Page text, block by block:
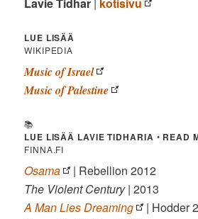
LUE LISÄÄ
WIKIPEDIA
Music of Israel
Music of Palestine
📚
LUE LISÄÄ LAVIE TIDHARIA • READ
FINNA.FI
Osama
| Rebellion 2012
The Violent Century| 2013
A Man Lies Dreaming
| Hodder